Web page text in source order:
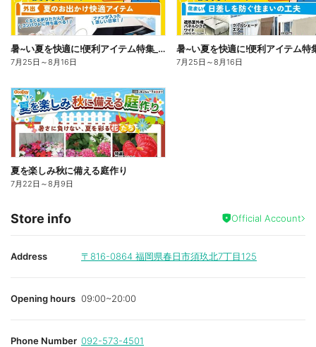
暑~い夏を快適に!便利アイテム特集_表
7月25日 ～8月16日 7月25日 ～8月16日
夏を楽しみ秋に備える庭作り
7月22日 ～8月9日
Store info Official Account
Address 〒816-0864 福岡県春日市須玖北7丁目125
Opening hours 09:00~20:00
Phone Number 092-573-4501